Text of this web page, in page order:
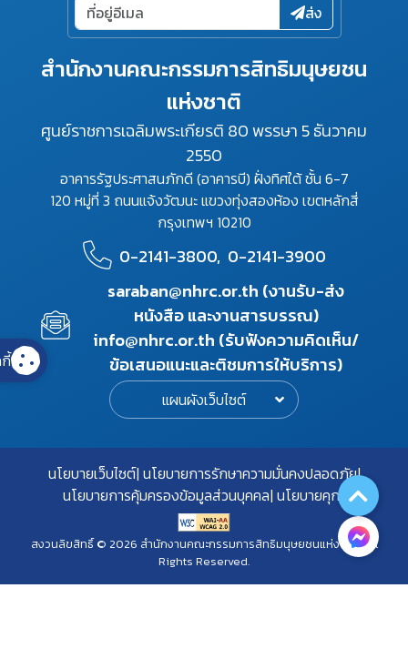
สำนักงานคณะกรรมการสิทธิมนุษยชน
แห่งชาติ
ศูนย์ราชการเฉลิมพระเกียรติ 80 พรรษา 5 ธันวาคม
2550
อาคารรัฐประศาสนภักดี (อาคารบี) ฝั่งทิศใต้ ชั้น 6-7
120 หมู่ที่ 3 ถนนแจ้งวัฒนะ แขวงทุ่งสองห้อง เขตหลักสี่
กรุงเทพฯ 10210
0-2141-3800, 0-2141-3900
saraban@nhrc.or.th (งานรับ-ส่ง
หนังสือ และงานสารบรรณ)
info@nhrc.or.th (รับฟังความคิดเห็น/
ข้อเสนอแนะและติชมการให้บริการ)
แผนผังเว็บไซต์
ส่ง
นโยบายเว็บไซต์ นโยบายการรักษาความมั่นคงปลอดภัย
นโยบายการคุ้มครองข้อมูลส่วนบุคคล นโยบายคุกกี้
สงวนลิขสิทธิ์ © 2026 สำนักงานคณะกรรมการสิทธิมนุษยชนแห่งชาติ. All
Rights Reserved.